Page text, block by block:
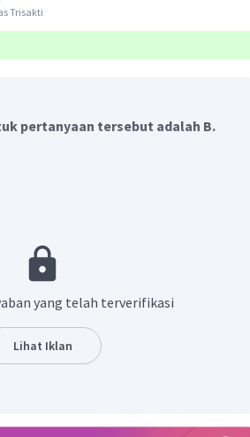
Trisakti
pertanyaan tersebut adalah B.
lampu ?
pada kawat penghantar
yang telah terverifikasi
Lihat Iklan